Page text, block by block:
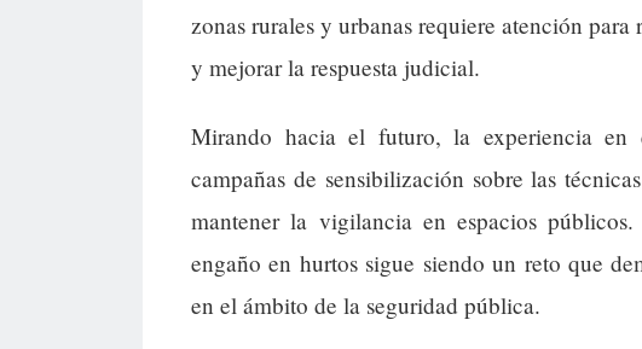
zonas rurales y urbanas requiere atención
y mejorar la respuesta judicial.
Mirando hacia el futuro, la experiencia en
campañas de sensibilización sobre las
mantener la vigilancia en espacios
engaño en hurtos sigue siendo un reto que
en el ámbito de la seguridad pública.